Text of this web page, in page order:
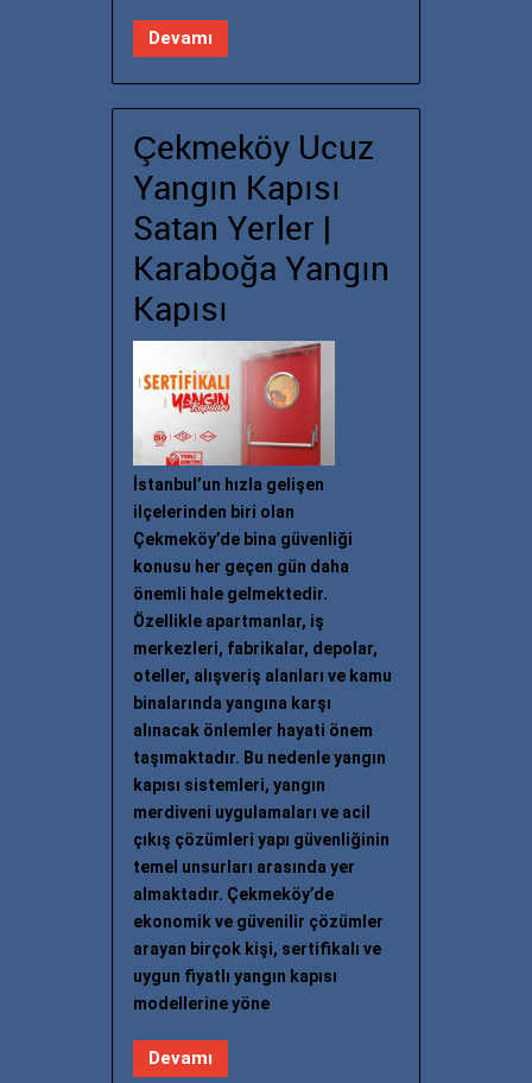
Devamı
Çekmeköy Ucuz
Yangın Kapısı
Satan Yerler |
Karaboğa Yangın
Kapısı
İstanbul’un hızla gelişen
ilçelerinden biri olan
Çekmeköy’de bina güvenliği
konusu her geçen gün daha
önemli hale gelmektedir.
Özellikle apartmanlar, iş
merkezleri, fabrikalar, depolar,
oteller, alışveriş alanları ve kamu
binalarında yangına karşı
alınacak önlemler hayati önem
taşımaktadır. Bu nedenle yangın
kapısı sistemleri, yangın
merdiveni uygulamaları ve acil
çıkış çözümleri yapı güvenliğinin
temel unsurları arasında yer
almaktadır. Çekmeköy’de
ekonomik ve güvenilir çözümler
arayan birçok kişi, sertifikalı ve
uygun fiyatlı yangın kapısı
modellerine yöne
Devamı